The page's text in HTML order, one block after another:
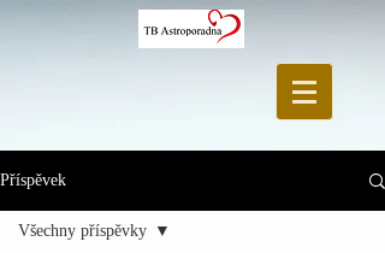
Příspěvek
Všechny příspěvky